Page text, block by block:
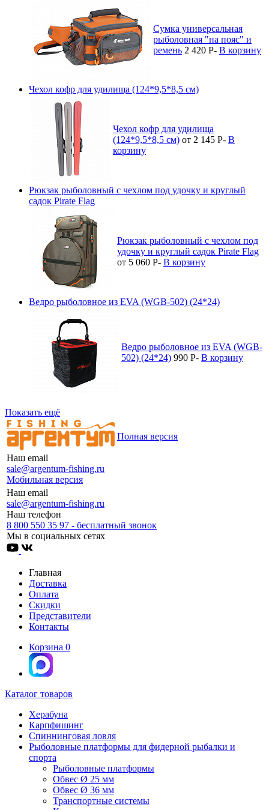
Сумка универсальная
рыболовная "на пояс" и
ремень 2 420 P- В корзину
Чехол кофр для удилища (124*9,5*8,5 см)
Чехол кофр для удилища
(124*9,5*8,5 см) от 2 145 P- В
корзину
Рюкзак рыболовный с чехлом под удочку и круглый
садок Pirate Flag
Рюкзак рыболовный с чехлом под
удочку и круглый садок Pirate Flag
от 5 060 P- В корзину
Ведро рыболовное из EVA (WGB-502) (24*24)
Ведро рыболовное из EVA (WGB-
502) (24*24) 990 P- В корзину
Показать ещё
Наш email
sale@argentum-fishing.ru
Мобильная версия
Полная версия
Наш email
sale@argentum-fishing.ru
Наш телефон
8 800 550 35 97 - бесплатный звонок
Мы в социальных сетях
Главная
Доставка
Оплата
Скидки
Представители
Контакты
Корзина 0
Каталог товаров
Херабуна
Карпфишинг
Спиннинговая ловля
Рыболовные платформы для фидерной рыбалки и
спорта
Рыболовные платформы
Обвес Ø 25 мм
Обвес Ø 36 мм
Транспортные системы